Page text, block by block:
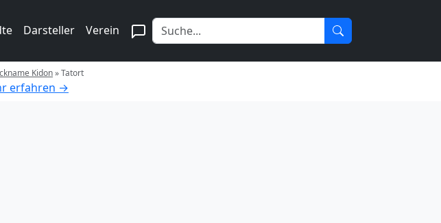
Darsteller Verein
Kidon»Tatort
erfahren →